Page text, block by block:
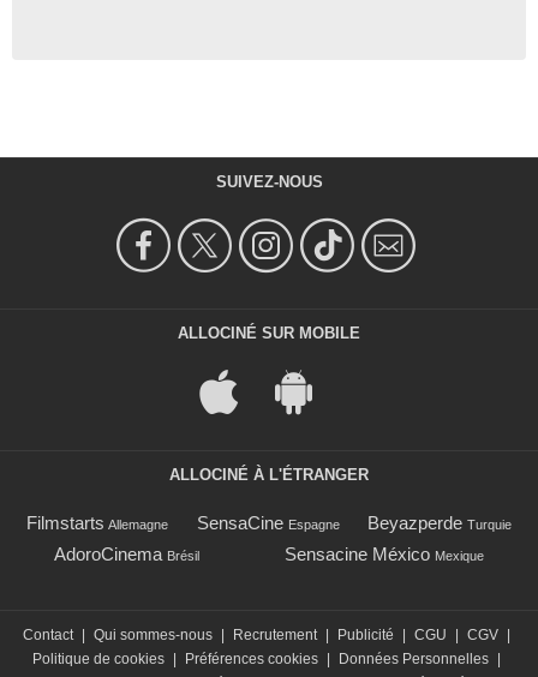
SUIVEZ-NOUS
ALLOCINÉ SUR MOBILE
ALLOCINÉ À L'ÉTRANGER
Filmstarts Allemagne SensaCine Espagne Beyazperde Turquie
AdoroCinema Brésil Sensacine México Mexique
Contact | Qui sommes-nous | Recrutement | Publicité | CGU | CGV |
Politique de cookies | Préférences cookies | Données Personnelles |